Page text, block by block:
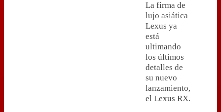
La firma de
lujo asiática
Lexus ya
está
ultimando
los últimos
detalles de
su nuevo
lanzamiento,
el Lexus RX.